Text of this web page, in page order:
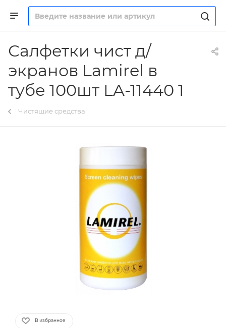
Салфетки чист д/
экранов Lamirel в
тубе 100шт LA-11440 1
Чистящие средства
В избранное